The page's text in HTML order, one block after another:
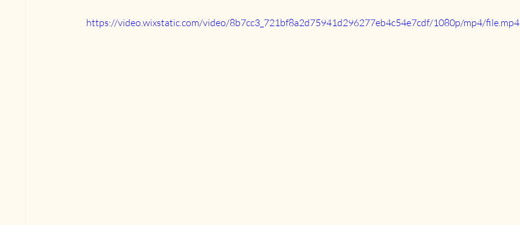
https://video.wixstatic.com/video/8b7cc3_721bf8a2d75941d296277eb4c54e7cdf/1080p/mp4/file.mp4